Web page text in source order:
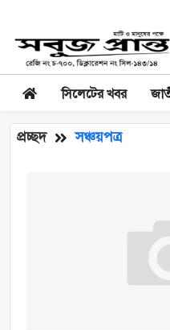
সিলেটের খবর
প্রচ্ছদ সঞ্চয়পত্র